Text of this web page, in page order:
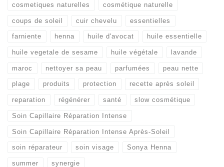
cosmetiques naturelles cosmétique naturelle
coups de soleil cuir chevelu essentielles
farniente henna huile d'avocat huile essentielle
huile vegetale de sesame huile végétale lavande
maroc nettoyer sa peau parfumées peau nette
plage produits protection recette après soleil
reparation régénérer santé slow cosmétique
Soin Capillaire Réparation Intense
Soin Capillaire Réparation Intense Après-Soleil
soin réparateur soin visage Sonya Henna
summer synergie